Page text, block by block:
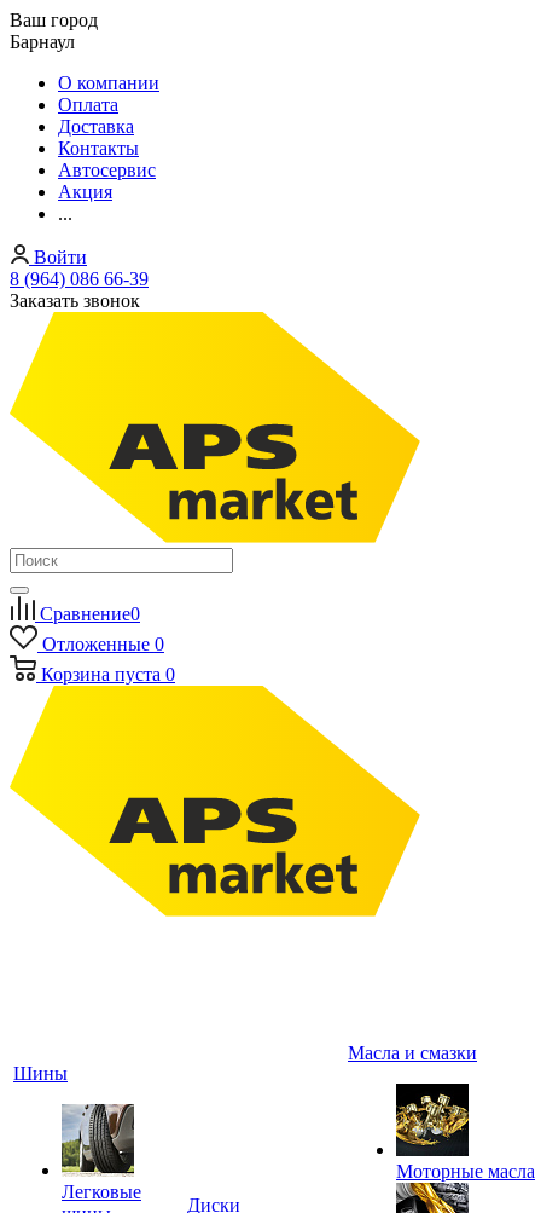
Ваш город
Барнаул
О компании
Оплата
Доставка
Контакты
Автосервис
Акция
...
Войти
8 (964) 086 66-39
Заказать звонок
Сравнение0
Отложенные 0
Корзина пуста 0
Шины
Легковые
Диски
Масла и смазки
Моторные масла